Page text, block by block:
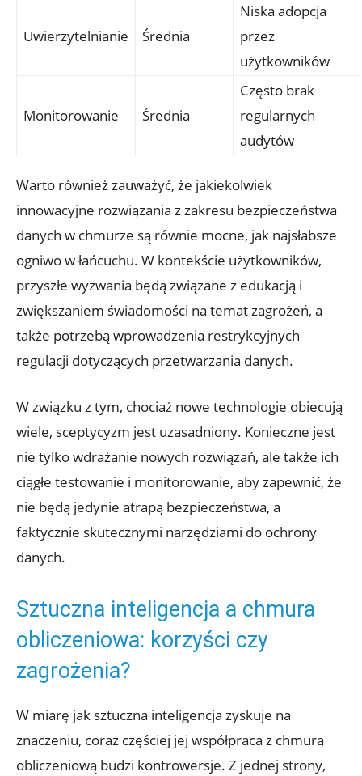
Uwierzytelnianie Średnia
Niska adopcja
przez
użytkowników
Monitorowanie Średnia
Często brak
regularnych
audytów
Warto również ‌zauważyć, że jakiekolwiek‌
innowacyjne rozwiązania z zakresu bezpieczeństwa
danych w chmurze są równie‍ mocne, jak najsłabsze
ogniwo w łańcuchu. W ‍kontekście użytkowników,
przyszłe wyzwania będą związane z edukacją i
zwiększaniem‌ świadomości na temat zagrożeń, ‌a
także ‍potrzebą wprowadzenia restrykcyjnych
regulacji dotyczących przetwarzania danych.
W związku z ⁢tym,‍ chociaż nowe technologie obiecują
wiele,⁤ sceptycyzm jest⁤ uzasadniony. Konieczne‌ jest
nie tylko​ wdrażanie nowych rozwiązań,​ ale także⁢ ich
ciągłe testowanie ⁢i monitorowanie, aby zapewnić, ⁤że
‌nie będą jedynie ⁢atrapą‍ bezpieczeństwa, a
faktycznie skutecznymi narzędziami ‌do ochrony
danych.
Sztuczna⁣ inteligencja a chmura‌
obliczeniowa: korzyści czy
zagrożenia?
W miarę jak sztuczna inteligencja zyskuje na
znaczeniu,​ coraz⁣ częściej jej współpraca z chmurą
obliczeniową budzi⁤ kontrowersje. Z jednej strony,